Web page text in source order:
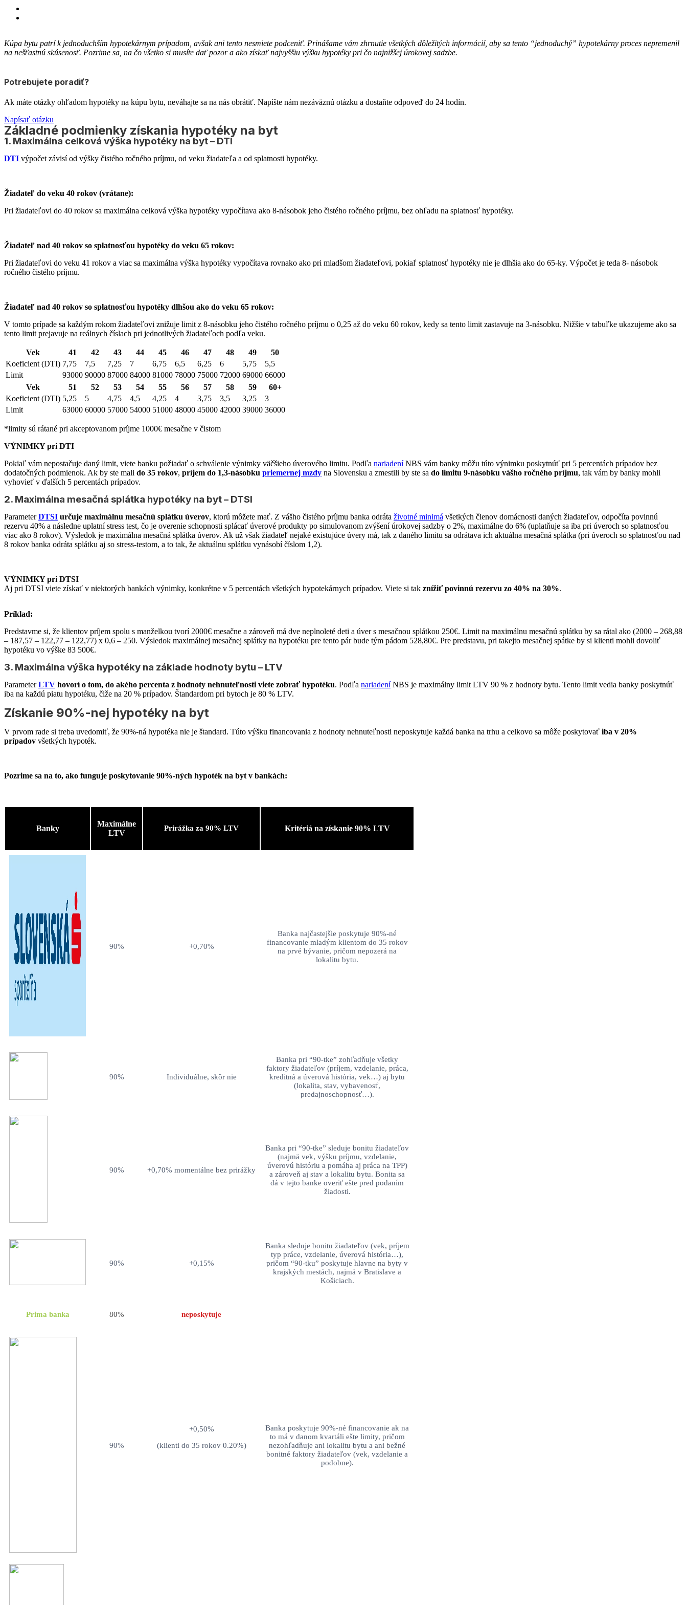
Kúpa bytu patrí k jednoduchším hypotekárnym prípadom, avšak ani tento nesmiete podceniť. Prinášame vám zhrnutie všetkých dôležitých informácií, aby sa tento “jednoduchý” hypotekárny proces nepremenil
na nešťastnú skúsenosť. Pozrime sa, na čo všetko si musíte dať pozor a ako získať najvyššiu výšku hypotéky pri čo najnižšej úrokovej sadzbe.
Potrebujete poradiť?
Ak máte otázky ohľadom hypotéky na kúpu bytu, neváhajte sa na nás obrátiť. Napíšte nám nezáväznú otázku a dostaňte odpoveď do 24 hodín.
Napísať otázku
Základné podmienky získania hypotéky na byt
1. Maximálna celková výška hypotéky na byt – DTI
DTI výpočet závisí od výšky čistého ročného príjmu, od veku žiadateľa a od splatnosti hypotéky.
Žiadateľ do veku 40 rokov (vrátane):
Pri žiadateľovi do 40 rokov sa maximálna celková výška hypotéky vypočítava ako 8-násobok jeho čistého ročného príjmu, bez ohľadu na splatnosť hypotéky.
Žiadateľ nad 40 rokov so splatnosťou hypotéky do veku 65 rokov:
Pri žiadateľovi do veku 41 rokov a viac sa maximálna výška hypotéky vypočítava rovnako ako pri mladšom žiadateľovi, pokiaľ splatnosť hypotéky nie je dlhšia ako do 65-ky. Výpočet je teda 8- násobok
ročného čistého príjmu.
Žiadateľ nad 40 rokov so splatnosťou hypotéky dlhšou ako do veku 65 rokov:
V tomto prípade sa každým rokom žiadateľovi znižuje limit z 8-násobku jeho čistého ročného príjmu o 0,25 až do veku 60 rokov, kedy sa tento limit zastavuje na 3-násobku. Nižšie v tabuľke ukazujeme ako sa
tento limit prejavuje na reálnych číslach pri jednotlivých žiadateľoch podľa veku.
Vek 41 42 43 44 45 46 47 48 49
50
Koeficient (DTI) 7,75 7,5 7,25 7 6,75 6,5 6,25 6 5,75
5,5
Limit
93000 90000 87000 84000 81000 78000 75000 72000 69000 66000
Vek
51 52 53 54 55 56 57 58 59
60+
Koeficient (DTI) 5,25 5 4,75 4,5 4,25 4 3,75 3,5 3,25
3
Limit
63000 60000 57000 54000 51000 48000 45000 42000 39000 36000
*limity sú rátané pri akceptovanom príjme 1000€ mesačne v čistom
VÝNIMKY pri DTI
Pokiaľ vám nepostačuje daný limit, viete banku požiadať o schválenie výnimky väčšieho úverového limitu. Podľa nariadeníNBS vám banky môžu túto výnimku poskytnúť pri 5 percentách prípadov bez
dodatočných podmienok. Ak by ste mali do 35 rokov, príjem do 1,3-násobku priemernej mzdy na Slovensku a zmestili by ste sa do limitu 9-násobku vášho ročného príjmu, tak vám by banky mohli
vyhovieť v ďalších 5 percentách prípadov.
2. Maximálna mesačná splátka hypotéky na byt – DTSI
ParameterDTSI určuje maximálnu mesačnú splátku úverov, ktorú môžete mať. Z vášho čistého príjmu banka odráta životné minimá všetkých členov domácnosti daných žiadateľov, odpočíta povinnú
rezervu 40% a následne uplatní stress test, čo je overenie schopnosti splácať úverové produkty po simulovanom zvýšení úrokovej sadzby o 2%, maximálne do 6% (uplatňuje sa iba pri úveroch so splatnosťou
viac ako 8 rokov). Výsledok je maximálna mesačná splátka úverov. Ak už však žiadateľ nejaké existujúce úvery má, tak z daného limitu sa odrátava ich aktuálna mesačná splátka (pri úveroch so splatnosťou nad
8 rokov banka odráta splátku aj so stress-testom, a to tak, že aktuálnu splátku vynásobí číslom 1,2).
VÝNIMKY pri DTSI
Aj pri DTSI viete získať v niektorých bankách výnimky, konkrétne v 5 percentách všetkých hypotekárnych prípadov. Viete si tak znížiť povinnú rezervu zo 40% na 30%.
Príklad:
Predstavme si, že klientov príjem spolu s manželkou tvorí 2000€ mesačne a zároveň má dve neplnoleté deti a úver s mesačnou splátkou 250€. Limit na maximálnu mesačnú splátku by sa rátal ako (2000 – 268,88
– 187,57 – 122,77 – 122,77) x 0,6 – 250. Výsledok maximálnej mesačnej splátky na hypotéku pre tento pár bude tým pádom 528,80€. Pre predstavu, pri takejto mesačnej spátke by si klienti mohli dovoliť
hypotéku vo výške 83 500€.
3. Maximálna výška hypotéky na základe hodnoty bytu – LTV
ParameterLTV hovorí o tom, do akého percenta z hodnoty nehnuteľnosti viete zobrať hypotéku. Podľa nariadeníNBS je maximálny limit LTV 90 % z hodnoty bytu. Tento limit vedia banky poskytnúť
iba na každú piatu hypotéku, čiže na 20 % prípadov. Štandardom pri bytoch je 80 % LTV.
Získanie 90%-nej hypotéky na byt
V prvom rade si treba uvedomiť, že 90%-ná hypotéka nie je štandard. Túto výšku financovania z hodnoty nehnuteľnosti neposkytuje každá banka na trhu a celkovo sa môže poskytovať iba v 20%
prípadov všetkých hypoték.
Pozrime sa na to, ako funguje poskytovanie 90%-ných hypoték na byt v bankách:
Banky
Maximálne
LTV
Prirážka za 90% LTV Kritériá na získanie 90% LTV
90% +0,70%
Banka najčastejšie poskytuje 90%-né
financovanie mladým klientom do 35 rokov
na prvé bývanie, pričom nepozerá na
lokalitu bytu.
90% Individuálne, skôr nie
Banka pri “90-tke” zohľadňuje všetky
faktory žiadateľov (príjem, vzdelanie, práca,
kreditná a úverová história, vek…) aj bytu
(lokalita, stav, vybavenosť,
predajnoschopnosť…).
90% +0,70% momentálne bez prirážky
Banka pri “90-tke” sleduje bonitu žiadateľov
(najmä vek, výšku príjmu, vzdelanie,
úverovú históriu a pomáha aj práca na TPP)
a zároveň aj stav a lokalitu bytu. Bonita sa
dá v tejto banke overiť ešte pred podaním
žiadosti.
90% +0,15%
Banka sleduje bonitu žiadateľov (vek, príjem
typ práce, vzdelanie, úverová história…),
pričom “90-tku” poskytuje hlavne na byty v
krajských mestách, najmä v Bratislave a
Košiciach.
Prima banka 80% neposkytuje
90%
+0,50%
(klienti do 35 rokov 0.20%)
Banka poskytuje 90%-né financovanie ak na
to má v danom kvartáli ešte limity, pričom
nezohľadňuje ani lokalitu bytu a ani bežné
bonitné faktory žiadateľov (vek, vzdelanie a
podobne).